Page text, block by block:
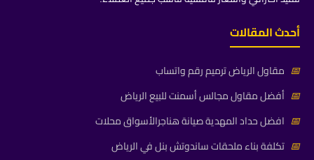
أحدث المقالات
📅 مقاول الرياض ترميم رقم واتساب
📅 أفضل مقاول مجالس أسمنت للبيع الرياض
📅 افضل حداد المهدية صيانة هناجرالأسواق محلات
📅 تكلفة بناء ملحقات ساندوتش بنل في الرياض